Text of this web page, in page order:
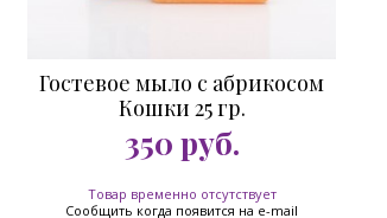
Гостевое мыло с абрикосом
Кошки 25 гр.
350 руб.
Товар временно отсутствует
Сообщить когда появится на e-mail